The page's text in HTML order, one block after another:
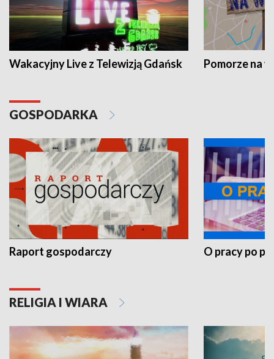
Wakacyjny Live z Telewizją Gdańsk Pomorze na
GOSPODARKA
Raport gospodarczy O pracy po
RELIGIA I WIARA